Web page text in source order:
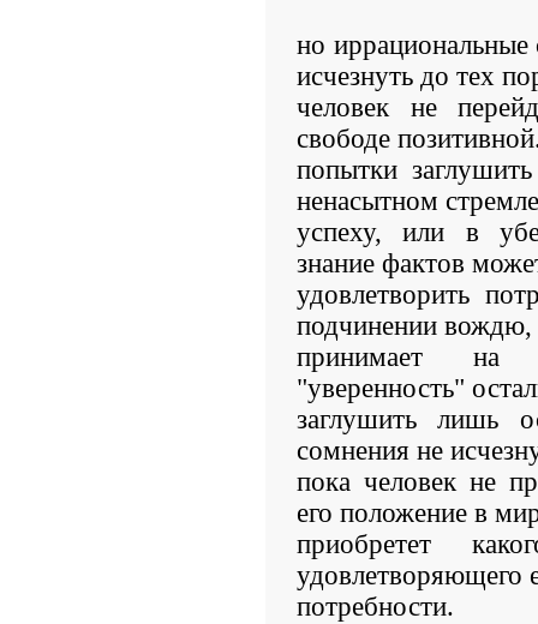
но иррациональные
исчезнуть до тех
человек не
свободе
попытки
ненасытном
успеху, или в
знание фактов
удовлетворить
подчинении вождю,
принимает на
"уверенность"
заглушить лишь
сомнения не
пока человек не
его положение в
приобретет
удовлетворяющего
потребности.